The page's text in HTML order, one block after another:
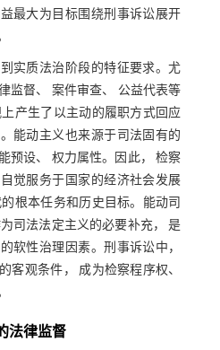
最大为目标围绕刑事诉讼展开
实质法治阶段的特征要求。尤
监督、 案件审查、 公益代表等
产生了以主动的履职方式回应
能动主义也来源于司法固有的
预设、 权力属性。因此， 检察
觉服务于国家的经济社会发展
根本任务和历史目标。能动司
司法法定主义的必要补充， 是
软性治理因素。刑事诉讼中，
客观条件， 成为检察程序权、
法律监督